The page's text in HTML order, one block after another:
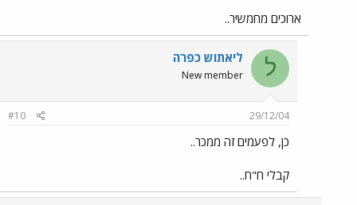
ארוכים מחמשיר..
ל ליאתוש כפרה
New member
29/12/04
#10
כן, לפעמים זה ממכר..
קבלי ח"ח..